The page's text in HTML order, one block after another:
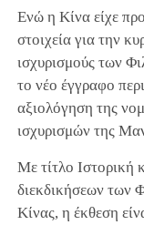
Ενώ η Κίνα είχε
στοιχεία για την
ισχυρισμούς των
το νέο έγγραφο
αξιολόγηση της
ισχυρισμών της
Με τίτλο Ιστορική
διεκδικήσεων των
Κίνας, η έκθεση